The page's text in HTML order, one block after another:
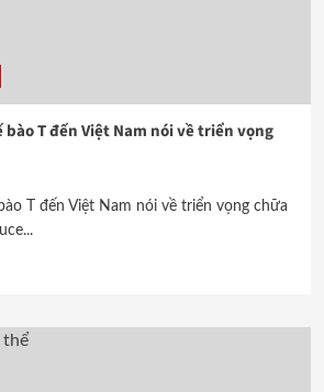
T đến Việt Nam nói về triển vọng
T đến Việt Nam nói về triển vọng chữa